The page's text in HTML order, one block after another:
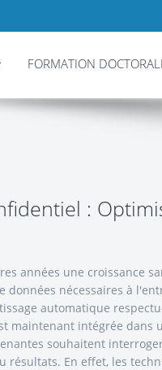
FORMATION
:
années une croissance
nécessaires à
automatique
maintenant intégrée dans
souhaitent
En effet, les